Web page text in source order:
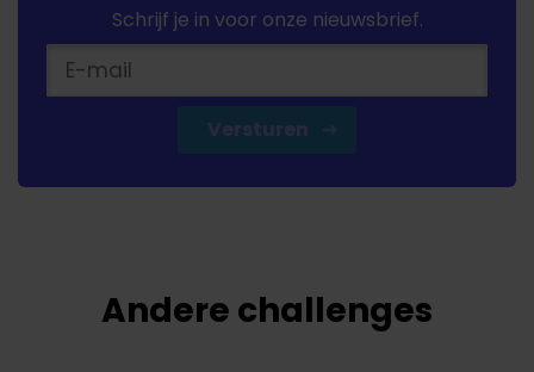
Schrijf je in voor onze nieuwsbrief.
Versturen
Andere challenges